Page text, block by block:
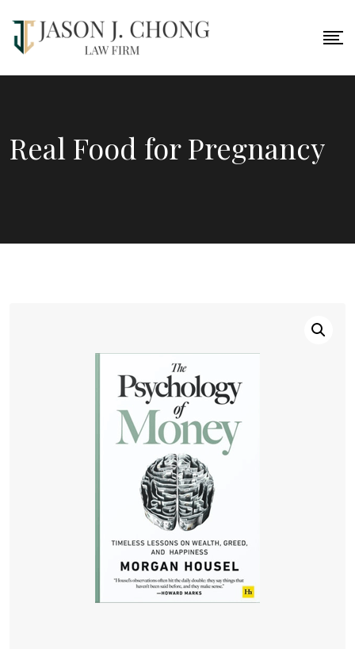
content
Real Food for Pregnancy